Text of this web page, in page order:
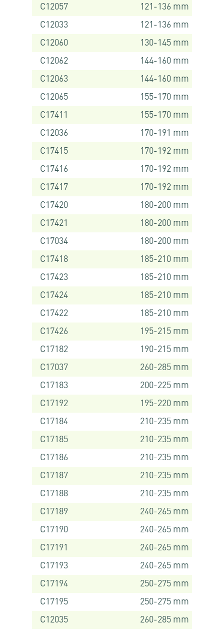
C12057
121-136 mm
C12033
121-136 mm
C12060
130-145 mm
C12062
144-160 mm
C12063
144-160 mm
C12065
155-170 mm
C17411
155-170 mm
C12036
170-191 mm
C17415
170-192 mm
C17416
170-192 mm
C17417
170-192 mm
C17420
180-200 mm
C17421
180-200 mm
C17034
180-200 mm
C17418
185-210 mm
C17423
185-210 mm
C17424
185-210 mm
C17422
185-210 mm
C17426
195-215 mm
C17182
190-215 mm
C17037
260-285 mm
C17183
200-225 mm
C17192
195-220 mm
C17184
210-235 mm
C17185
210-235 mm
C17186
210-235 mm
C17187
210-235 mm
C17188
210-235 mm
C17189
240-265 mm
C17190
240-265 mm
C17191
240-265 mm
C17193
240-265 mm
C17194
250-275 mm
C17195
250-275 mm
C12035
260-285 mm